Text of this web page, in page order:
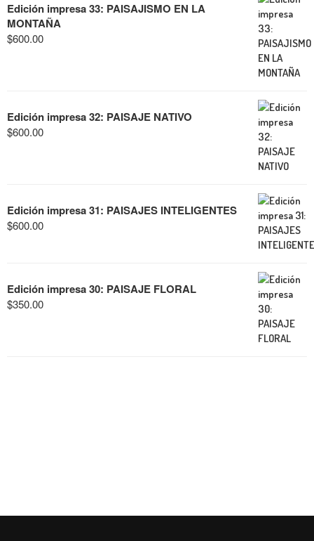
Edición impresa 33: PAISAJISMO EN LA
MONTAÑA
$600.00
Edición impresa 32: PAISAJE NATIVO
$600.00
Edición impresa 31: PAISAJES INTELIGENTES
$600.00
Edición impresa 30: PAISAJE FLORAL
$350.00